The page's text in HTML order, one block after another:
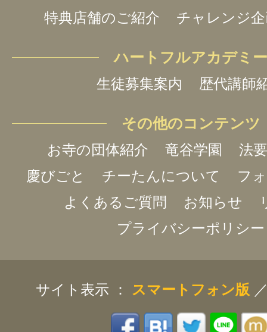
特典店舗のご紹介
チャレンジ
ハートフルアカデミー
生徒募集案内 歴代講師
その他のコンテンツ
お寺の団体紹介 竜谷学園
法
慶びごと
チーたんについて
フ
よくあるご質問
お知らせ
プライバシーポリシー
サイト表示 ： スマートフォン版